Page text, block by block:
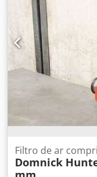
Filtro de ar
Domnick